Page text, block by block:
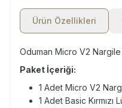
Ürün Özellikleri
Oduman Micro V2 Nargile
Paket İçeriği:
1 Adet Micro V2
1 Adet Basic Kırmızı